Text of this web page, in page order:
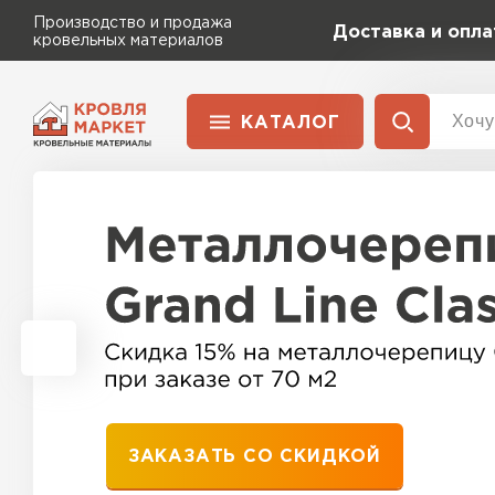
Производство и продажа
кровельных материалов
Доставка и
КАТАЛОГ
Профлист
Металлочерепица
Шифер
ЗАКАЗАТЬ СО СКИДКОЙ
Сервисы расчета
Расчет водостока
Расчет софитов для кровли
Расчет фальцевой кровли
Расчет кровли из профнастила
Расчет кровли из металлочерепицы
Перейти в каталог